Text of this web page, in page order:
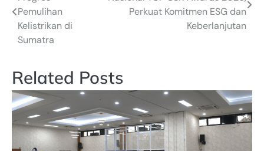
navigation
Pemulihan
Kelistrikan di
Sumatra
Perkuat Komitmen ESG dan
Keberlanjutan
Related Posts